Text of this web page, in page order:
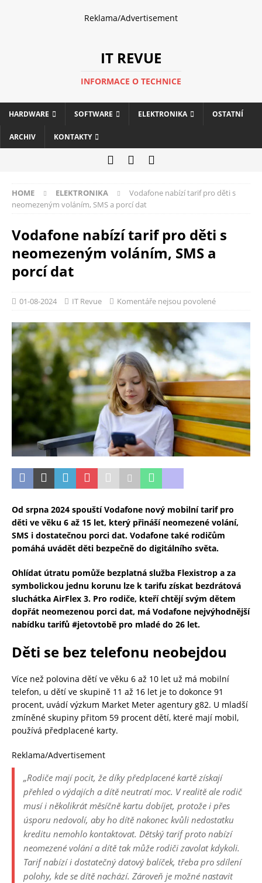
Reklama/Advertisement
IT REVUE
INFORMACE O TECHNICE
HARDWARE SOFTWARE ELEKTRONIKA OSTATNÍ
ARCHIV KONTAKTY
HOME ELEKTRONIKA
Vodafone nabízí tarif pro děti s
neomezeným voláním, SMS a porcí dat
Vodafone nabízí tarif pro děti s
neomezeným voláním, SMS a
porcí dat
01-08-2024 IT Revue Komentáře nejsou povolené
Od srpna 2024 spouští Vodafone nový mobilní tarif pro
děti ve věku 6 až 15 let, který přináší neomezené volání,
SMS i dostatečnou porci dat. Vodafone také rodičům
pomáhá uvádět děti bezpečně do digitálního světa.
Ohlídat útratu pomůže bezplatná služba Flexistrop a za
symbolickou jednu korunu lze k tarifu získat bezdrátová
sluchátka AirFlex 3. Pro rodiče, kteří chtějí svým dětem
dopřát neomezenou porci dat, má Vodafone nejvýhodnější
nabídku tarifů #jetovtobě pro mladé do 26 let.
Děti se bez telefonu neobejdou
Více než polovina dětí ve věku 6 až 10 let už má mobilní
telefon, u dětí ve skupině 11 až 16 let je to dokonce 91
procent, uvádí výzkum Market Meter agentury g82. U mladší
zmíněné skupiny přitom 59 procent dětí, které mají mobil,
používá předplacené karty.
Reklama/Advertisement
„Rodiče mají pocit, že díky předplacené kartě získají
přehled o výdajích a dítě neutratí moc. V realitě ale rodič
musí i několikrát měsíčně kartu dobíjet, protože i přes
úsporu nedovolí, aby ho dítě nakonec kvůli nedostatku
kreditu nemohlo kontaktovat. Dětský tarif proto nabízí
neomezené volání a dítě tak může rodiči zavolat kdykoli.
Tarif nabízí i dostatečný datový balíček, třeba pro sdílení
polohy, kde se dítě nachází. Zároveň je možné nastavit